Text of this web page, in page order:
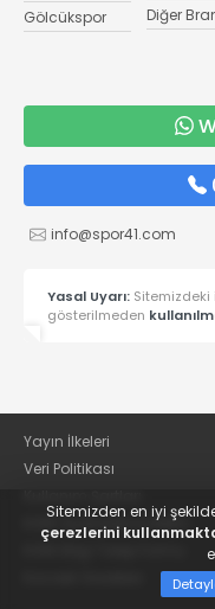
Gölcükspor
Diğer
info@spor41.com
Yasal Uyarı: Sitemizdeki
gösterilmeden
Yayın İlkeleri
Veri Politikası
KVKK Aydınlatma Metni
Sitemizden en iyi
çerezlerini